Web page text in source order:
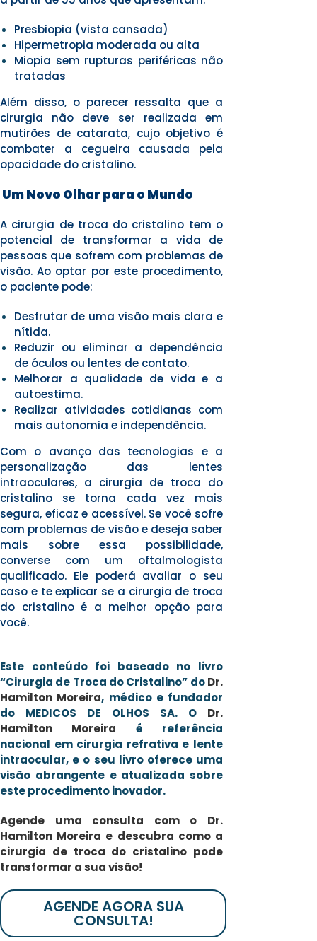
Presbiopia (vista cansada)
Hipermetropia moderada ou alta
Miopia sem rupturas periféricas não
tratadas
Além disso, o parecer ressalta que a
cirurgia não deve ser realizada em
mutirões de catarata, cujo objetivo é
combater a cegueira causada pela
opacidade do cristalino.
Um Novo Olhar para o Mundo
A cirurgia de troca do cristalino tem o
potencial de transformar a vida de
pessoas que sofrem com problemas de
visão. Ao optar por este procedimento,
o paciente pode:
Desfrutar de uma visão mais clara e
nítida.
Reduzir ou eliminar a dependência
de óculos ou lentes de contato.
Melhorar a qualidade de vida e a
autoestima.
Realizar atividades cotidianas com
mais autonomia e independência.
Com o avanço das tecnologias e a
personalização das lentes
intraoculares, a cirurgia de troca do
cristalino se torna cada vez mais
segura, eficaz e acessível. Se você sofre
com problemas de visão e deseja saber
mais sobre essa possibilidade,
converse com um oftalmologista
qualificado. Ele poderá avaliar o seu
caso e te explicar se a cirurgia de troca
do cristalino é a melhor opção para
você.
Este conteúdo foi baseado no livro
“Cirurgia de Troca do Cristalino” doDr.
Hamilton Moreira, médico e fundador
do MEDICOS DE OLHOS SA. O Dr.
Hamilton Moreira é referência
nacional em cirurgia refrativa e lente
intraocular, e o seu livro oferece uma
visão abrangente e atualizada sobre
este procedimento inovador.
Agende uma consulta com o Dr.
Hamilton Moreira e descubra como a
cirurgia de troca do cristalino pode
transformar a sua visão!
AGENDE AGORA SUA
CONSULTA!